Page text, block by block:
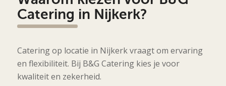
Catering in Nijkerk?
Catering op locatie in Nijkerk vraagt om ervaring
en flexibiliteit. Bij B&G Catering kies je voor
kwaliteit en zekerheid.